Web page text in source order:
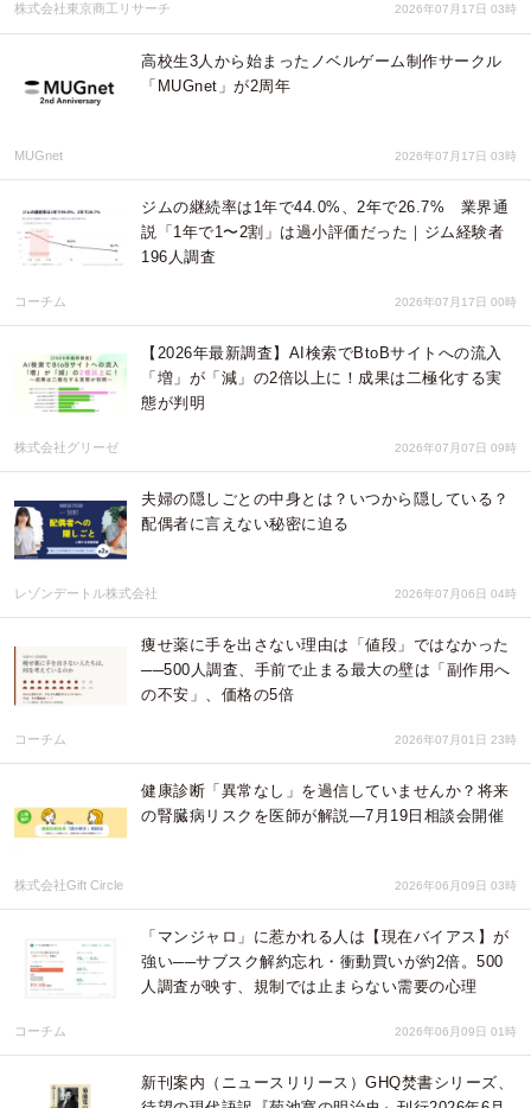
株式会社東京商工リサーチ 2026年07月17日 03時
高校生3人から始まったノベルゲーム制作サークル
「MUGnet」が2周年
MUGnet 2026年07月17日 03時
ジムの継続率は1年で44.0%、2年で26.7% 業界通
説「1年で1〜2割」は過小評価だった｜ジム経験者
196人調査
コーチム 2026年07月17日 00時
【2026年最新調査】AI検索でBtoBサイトへの流入
「増」が「減」の2倍以上に！成果は二極化する実
態が判明
株式会社グリーゼ 2026年07月07日 09時
夫婦の隠しごとの中身とは？いつから隠している？
配偶者に言えない秘密に迫る
レゾンデートル株式会社 2026年07月06日 04時
痩せ薬に手を出さない理由は「値段」ではなかった
──500人調査、手前で止まる最大の壁は「副作用へ
の不安」、価格の5倍
コーチム 2026年07月01日 23時
健康診断「異常なし」を過信していませんか？将来
の腎臓病リスクを医師が解説—7月19日相談会開催
株式会社Gift Circle 2026年06月09日 03時
「マンジャロ」に惹かれる人は【現在バイアス】が
強い──サブスク解約忘れ・衝動買いが約2倍。500
人調査が映す、規制では止まらない需要の心理
コーチム 2026年06月09日 01時
新刊案内（ニュースリリース）GHQ焚書シリーズ、